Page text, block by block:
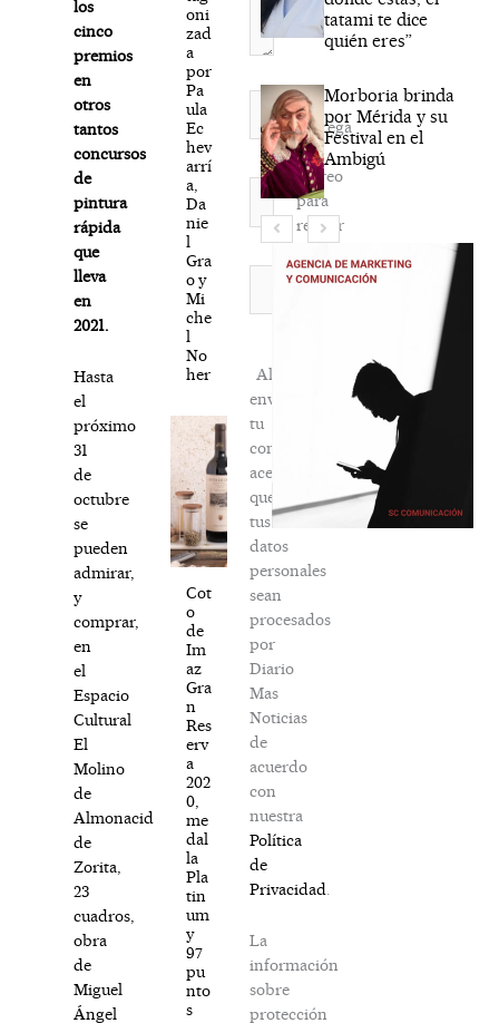
los
cinco
premios
en
otros
tantos
concursos
de
pintura
rápida
que
lleva
en
2021.
Hasta
el
próximo
31
de
octubre
se
pueden
admirar,
y
comprar,
en
el
Espacio
Cultural
El
Molino
de
Almonacid
de
Zorita,
23
cuadros,
obra
de
Miguel
Ángel
oni
zad
a
por
Pa
ula
Ec
hev
arrí
a,
Da
nie
l
Gra
o y
Mi
che
l
No
her
Cot
o
de
Im
az
Gra
n
Res
erv
a
202
0,
me
dal
la
Pla
tin
um
y
97
pu
nto
s
Nombre*
Correo
electrónico*
Agréga
mi
correo
para
recibir
la
newsletter
Al
enviar
tu
comentario,
aceptas
que
tus
datos
personales
sean
procesados
por
Diario
Mas
Noticias
de
acuerdo
con
nuestra
Política
de
Privacidad
La
información
sobre
protección
tatami te dice
quién eres”
Morboria brinda
por Mérida y su
Festival en el
Ambigú